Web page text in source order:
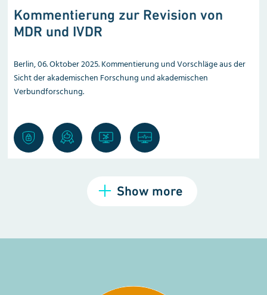
Kommentierung zur Revision von
MDR und IVDR
Berlin, 06. Oktober 2025. Kommentierung und Vorschläge aus der
Sicht der akademischen Forschung und akademischen
Verbundforschung.
Show more